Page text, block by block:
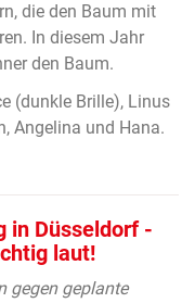
die den Baum mit
In diesem Jahr
den Baum.
(dunkle Brille), Linus
Angelina und Hana.
in Düsseldorf -
laut!
gegen geplante